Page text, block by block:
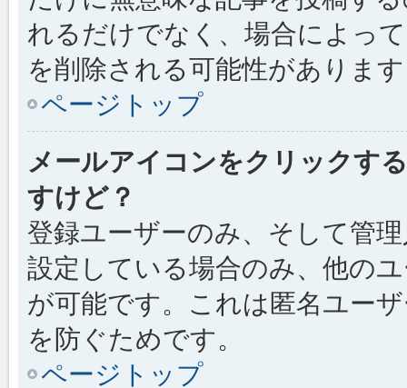
れるだけでなく、場合によっ
を削除される可能性がありま
ページトップ
メールアイコンをクリックす
すけど？
登録ユーザーのみ、そして管
設定している場合のみ、他の
が可能です。これは匿名ユー
を防ぐためです。
ページトップ